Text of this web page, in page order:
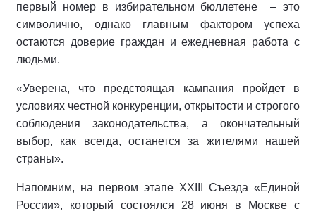
первый номер в избирательном бюллетене
– это
символично, однако главным фактором успеха
остаются доверие граждан и ежедневная работа с
людьми.
«Уверена, что предстоящая кампания пройдет в
условиях честной конкуренции, открытости и строгого
соблюдения законодательства, а окончательный
выбор, как всегда, останется за жителями нашей
страны».
Напомним, на первом этапе XXIII Съезда «Единой
России», который состоялся 28 июня в Москве с